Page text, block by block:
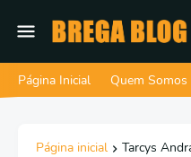
Página Inicial Quem Somos
Página inicial Tarcys